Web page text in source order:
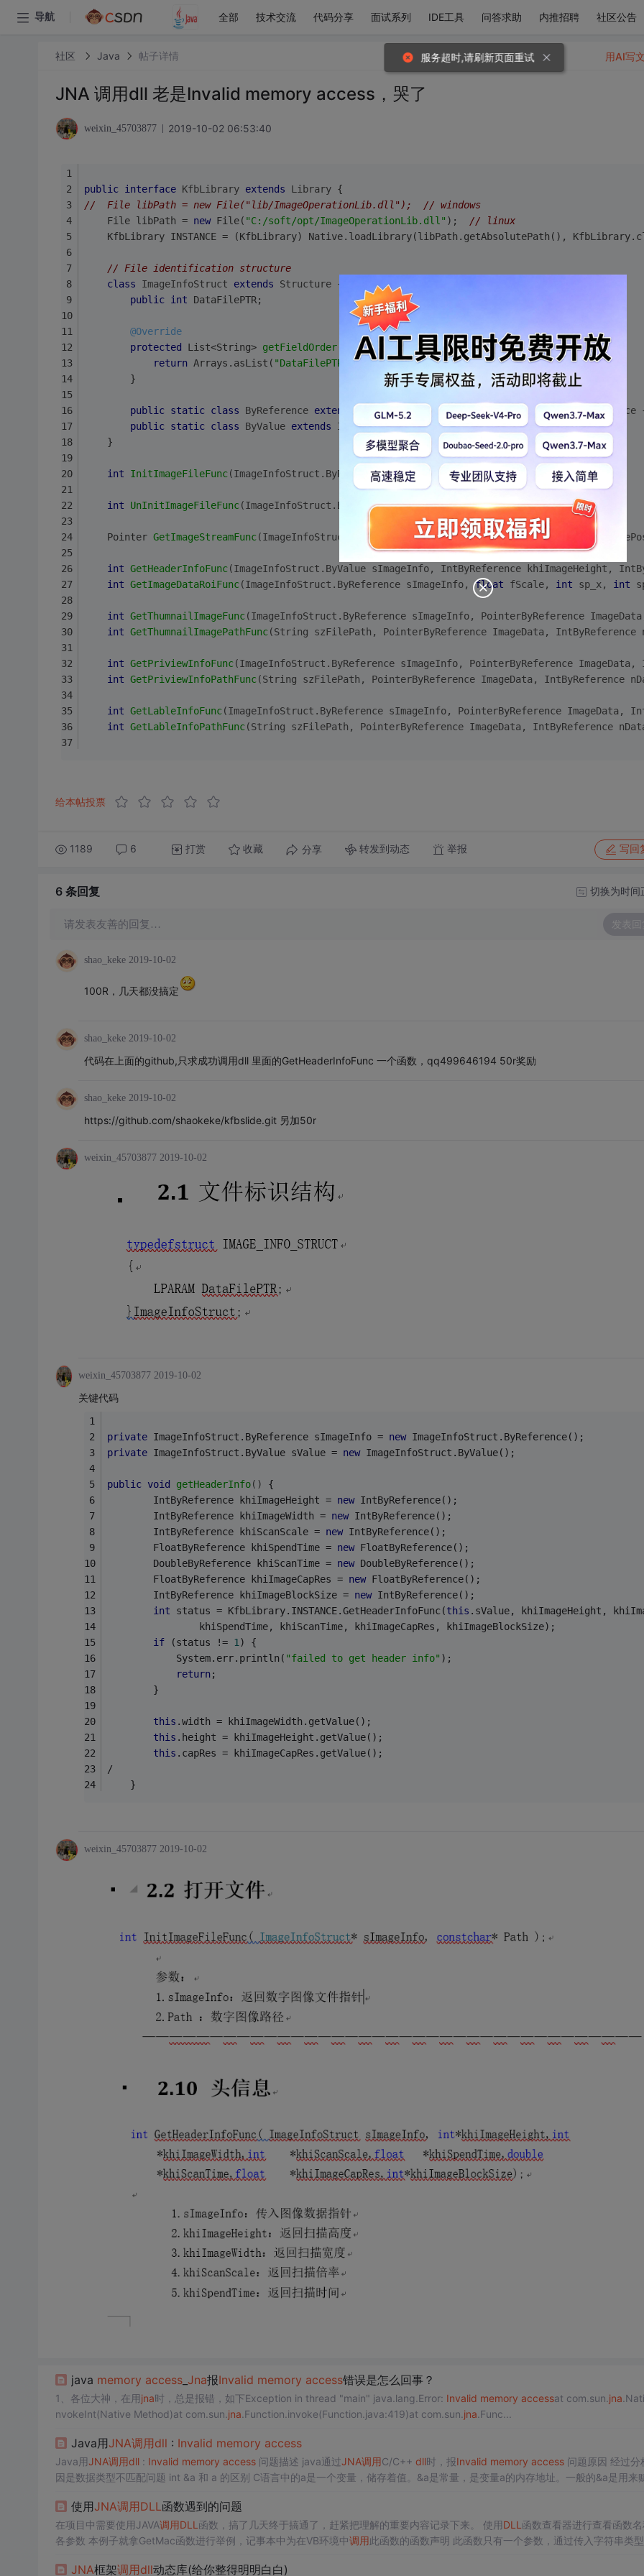
导航 全部 技术交流 代码分享 面试系列 IDE工具 问答求助 内推招聘 社区公告
社区 Java 帖子详情
JNA 调用dll 老是Invalid memory access，哭了
weixin_45703877 2019-10-02 06:53:40
public interface KfbLibrary extends Library {
//	File libPath = new File("lib/ImageOperationLib.dll");  // windows
	File libPath =
new File( "C:/soft/opt/ImageOperationLib.dll" ); // linux
KfbLibrary INSTANCE = (KfbLibrary) Native.loadLibrary(libPath.getAbsolutePath(),
// File identification structure
class
ImageInfoStruct extends Structure {
public int DataFilePTR;
@Override
protected List<String> getFieldOrder()
{
return Arrays.asList( "DataFilePTR"
);
		}
public static class ByReference extends ImageInfoStruct implements Structure .ByReference
public static class ByValue extends ImageInfoStruct implements Structure.ByValue {}
	}
int InitImageFileFunc(ImageInfoStruct.ByReference sImageInfo, String Path)
int UnInitImageFileFunc(ImageInfoStruct.ByReference sImageInfo);
Pointer GetImageStreamFunc(ImageInfoStruct.ByReference sImageInfo, float fScale,
int GetHeaderInfoFunc(ImageInfoStruct.ByValue sImageInfo, IntByReference khiImageHeight,
int GetImageDataRoiFunc(ImageInfoStruct.ByReference sImageInfo, float fScale, int sp_x, int
int GetThumnailImageFunc(ImageInfoStruct.ByReference sImageInfo, PointerByReference
int GetThumnailImagePathFunc(String szFilePath, PointerByReference ImageData, IntByReference
int GetPriviewInfoFunc(ImageInfoStruct.ByReference sImageInfo, PointerByReference
int GetPriviewInfoPathFunc(String szFilePath, PointerByReference ImageData, IntByReference
int GetLableInfoFunc(ImageInfoStruct.ByReference sImageInfo, PointerByReference ImageData,
int GetLableInfoPathFunc(String szFilePath, PointerByReference ImageData, IntByReference
给本帖投票
1189 6 打赏 收藏 分享 转发到动态 举报 写回
用AI写
6 条回复 切换为时间
请发表友善的回复… 发表回
shao_keke 2019-10-02
100R，几天都没搞定
shao_keke 2019-10-02
代码在上面的github,只求成功调用dll 里面的GetHeaderInfoFunc 一个函数，qq499646194 50r奖励
shao_keke 2019-10-02
https://github.com/shaokeke/kfbslide.git 另加50r
weixin_45703877 2019-10-02
weixin_45703877 2019-10-02
关键代码
private ImageInfoStruct.ByReference sImageInfo = new ImageInfoStruct.ByReference();
private ImageInfoStruct.ByValue sValue = new ImageInfoStruct.ByValue();
public void getHeaderInfo()
{
		IntByReference khiImageHeight =
new IntByReference();
		IntByReference khiImageWidth =
new IntByReference();
		IntByReference khiScanScale =
new IntByReference();
		FloatByReference khiSpendTime =
new FloatByReference();
		DoubleByReference khiScanTime =
new DoubleByReference();
		FloatByReference khiImageCapRes =
new FloatByReference();
		IntByReference khiImageBlockSize =
new IntByReference();
int status = KfbLibrary.INSTANCE.GetHeaderInfoFunc(this .sValue, khiImageHeight,
				khiSpendTime, khiScanTime, khiImageCapRes, khiImageBlockSize);
if (status != 1 ) {
			System.err.println(
"failed to get header info" );
return;
		}
this .width = khiImageWidth.getValue();
this .height = khiImageHeight.getValue();
this .capRes = khiImageCapRes.getValue();
/
	}
weixin_45703877 2019-10-02
java memory access_ Jna报Invalid memory access错误是怎么回事？
1、各位大神，在用jna时，总是报错，如下Exception in thread "main" java.lang.Error: Invalid memory accessat com.sun. jna
nvokeInt(Native Method)at com.sun. jna .Function.invoke(Function.java:419)at com.sun. jna .Func...
Java用JNA调用dll : Invalid memory access
Java用JNA调用dll: Invalid memory access 问题描述 java通过JNA调用C/C++ dll时，报Invalid memory access问题原因 经过分析原
因是数据类型不匹配问题 int &a 和 a 的区别 C语言中的a是一个变量，储存着值。&a是常量，是变量a的内存地址。一般的&a是用来赋值
使用JNA调用DLL函数遇到的问题
在项目中需要使用JAVA调用DLL 函数，搞了几天终于搞通了，赶紧把理解的重要内容记录下来。 使用DLL 函数查看器进行查看函数名
各参数 本例子就拿GetMac函数进行举例，记事本中为在VB环境中调用此函数的函数声明 此函数只有一个参数，通过传入字符串类
JNA框架调用dll动态库(给你整得明明白白)
服务超时,请刷新页面重试